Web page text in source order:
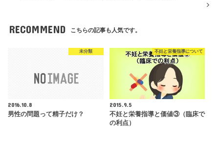
RECOMMEND こちらの記事も人気です。
未分類
2016.10.8
男性の問題って精子だけ？
不妊と栄養指導について
2015.9.5
不妊と栄養指導と価値③（臨床で
の利点）